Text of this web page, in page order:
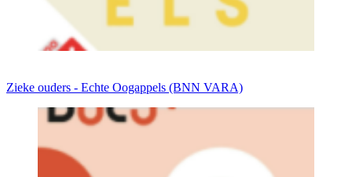
Zieke ouders - Echte Oogappels (BNN VARA)